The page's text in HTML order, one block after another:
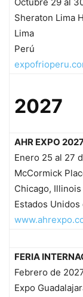
Sheraton Lima
Lima
Perú
2027
AHR EXPO
Enero 25 al 27
McCormick
Chicago, Illinois
Estados
FERIA
Febrero de
Expo